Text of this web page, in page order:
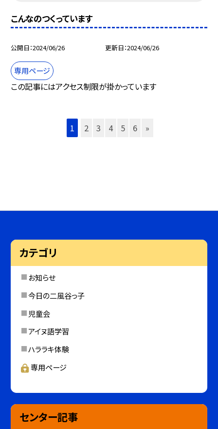
こんなのつくっています
公開日 2024/06/26 更新日 2024/06/26
専用ページ
この記事にはアクセス制限が掛かっています
1 2 3 4 5 6 »
カテゴリ
お知らせ
今日の二風谷っ子
児童会
アイヌ語学習
ハララキ体験
専用ページ
センター記事